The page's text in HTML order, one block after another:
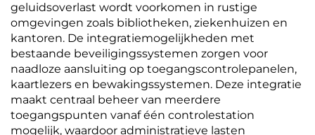
geluidsoverlast wordt voorkomen in rustige
omgevingen zoals bibliotheken, ziekenhuizen en
kantoren. De integratiemogelijkheden met
bestaande beveiligingssystemen zorgen voor
naadloze aansluiting op toegangscontrolepanelen,
kaartlezers en bewakingssystemen. Deze integratie
maakt centraal beheer van meerdere
toegangspunten vanaf één controlestation
mogelijk, waardoor administratieve lasten